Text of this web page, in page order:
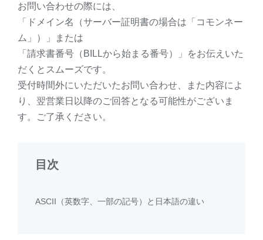
お問い合わせの際には、
「ドメイン名（サーバー証明書の場合は「コモンネー
ム」）」または
「請求書番号（BILLから始まる番号）」をお伝えいた
だくとスムーズです。
受付時間外にいただいたお問い合わせ、また内容によ
り、翌営業日以降のご回答となる可能性がございま
す。ご了承ください。
目次
ASCII（英数字、一部の記号）と日本語の違い